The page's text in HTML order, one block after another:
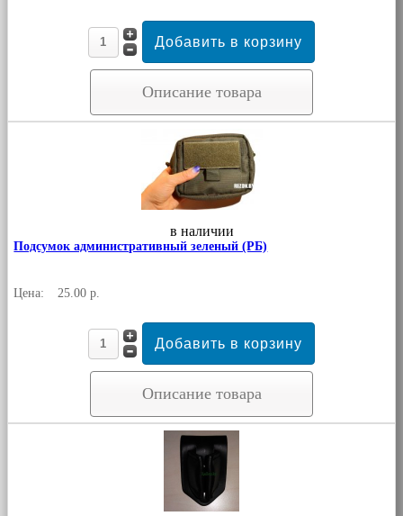
Описание товара
в наличии
Подсумок административный зеленый (РБ)
Цена: 25.00 р.
Описание товара